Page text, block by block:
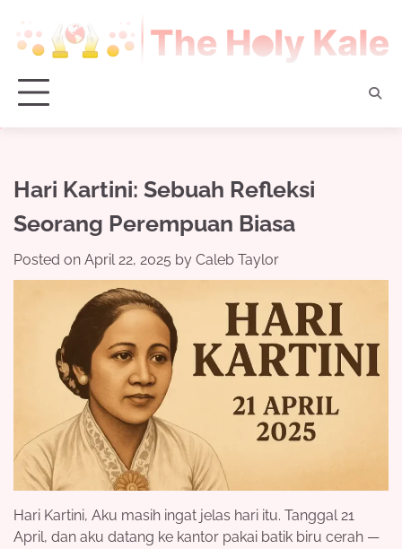
content
Hari Kartini: Sebuah Refleksi
Seorang Perempuan Biasa
Posted on April 22, 2025 by Caleb Taylor
Hari Kartini, Aku masih ingat jelas hari itu. Tanggal 21
April, dan aku datang ke kantor pakai batik biru cerah —